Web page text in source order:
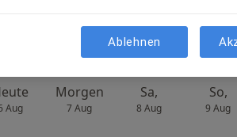
Aug
Morgen
7 Aug
Sa,
8 Aug
So,
9 Aug
Ablehnen